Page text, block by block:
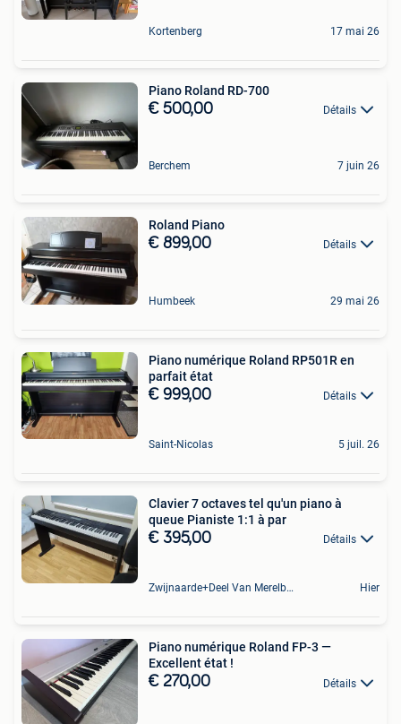
Kortenberg 17 mai 26
Piano Roland RD-700
€ 500,00 Détails
Berchem 7 juin 26
Roland Piano
€ 899,00 Détails
Humbeek 29 mai 26
Piano numérique Roland RP501R en
parfait état
€ 999,00 Détails
Saint-Nicolas 5 juil. 26
Clavier 7 octaves tel qu'un piano à
queue Pianiste 1:1 à par
€ 395,00 Détails
Zwijnaarde+Deel Van Merelbeke Hier
Piano numérique Roland FP-3 —
Excellent état !
€ 270,00 Détails